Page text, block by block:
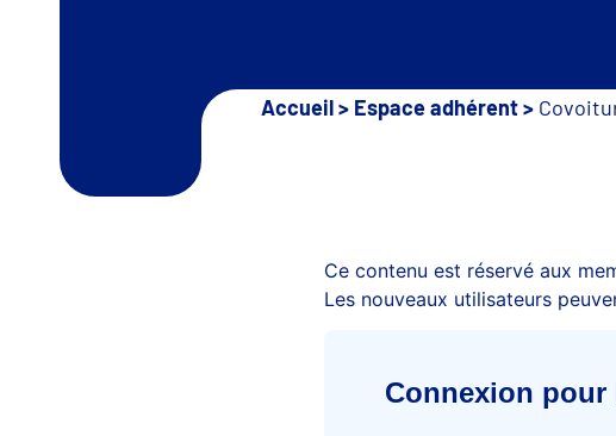
Accueil> Espace adhérent>
Ce contenu est réservé aux
Les nouveaux utilisateurs
Connexion